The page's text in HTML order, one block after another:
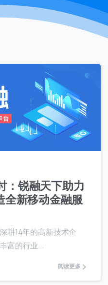
9
：锐融天下助力
全新移动金融服
耕14年的高新技术企
富的行业...
阅读更多